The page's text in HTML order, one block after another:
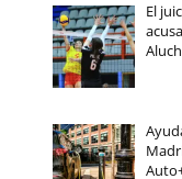
El